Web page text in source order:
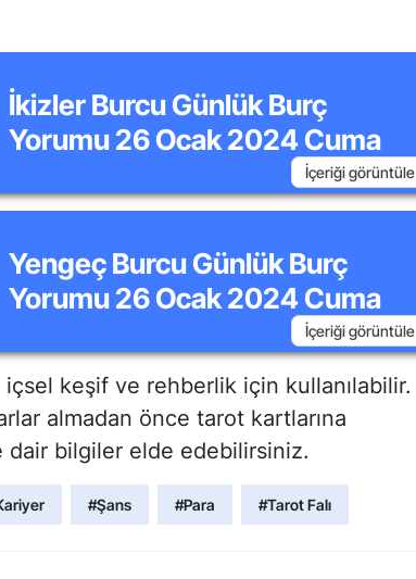
İkizler Burcu Günlük Burç
Yorumu 26 Ocak 2024 Cuma
İçeriği görüntüle
Yengeç Burcu Günlük Burç
Yorumu 26 Ocak 2024 Cuma
İçeriği görüntüle
içsel keşif ve rehberlik için kullanılabilir.
almadan önce tarot kartlarına
bilgiler elde edebilirsiniz.
#Şans #Para #Tarot Falı